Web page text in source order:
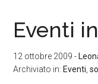
Eventi
12 ottobre 2009 -
Archiviato in: Eventi ,